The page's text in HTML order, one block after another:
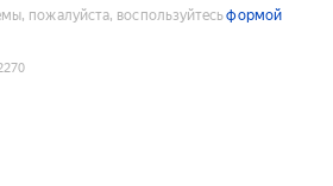
пожалуйста, воспользуйтесьформой